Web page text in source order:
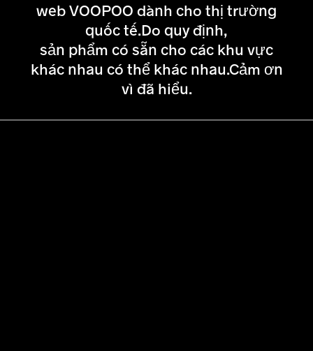
web VOOPOO dành cho thị trường
quốc tế.Do quy định,
sản phẩm có sẵn cho các khu vực
khác nhau có thể khác nhau.Cảm ơn
vì đã hiểu.